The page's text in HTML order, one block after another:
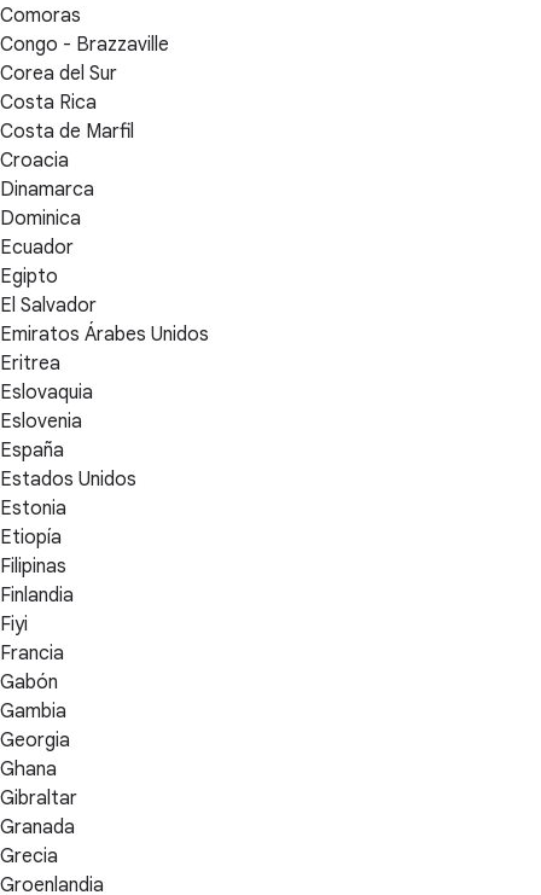
Comoras
Congo - Brazzaville
Corea del Sur
Costa Rica
Costa de Marfil
Croacia
Dinamarca
Dominica
Ecuador
Egipto
El Salvador
Emiratos Árabes Unidos
Eritrea
Eslovaquia
Eslovenia
España
Estados Unidos
Estonia
Etiopía
Filipinas
Finlandia
Fiyi
Francia
Gabón
Gambia
Georgia
Ghana
Gibraltar
Granada
Grecia
Groenlandia